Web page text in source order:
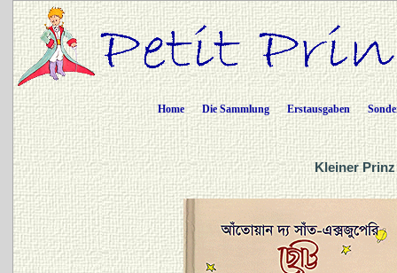
Home Die Sammlung Erstausgaben
Kleiner